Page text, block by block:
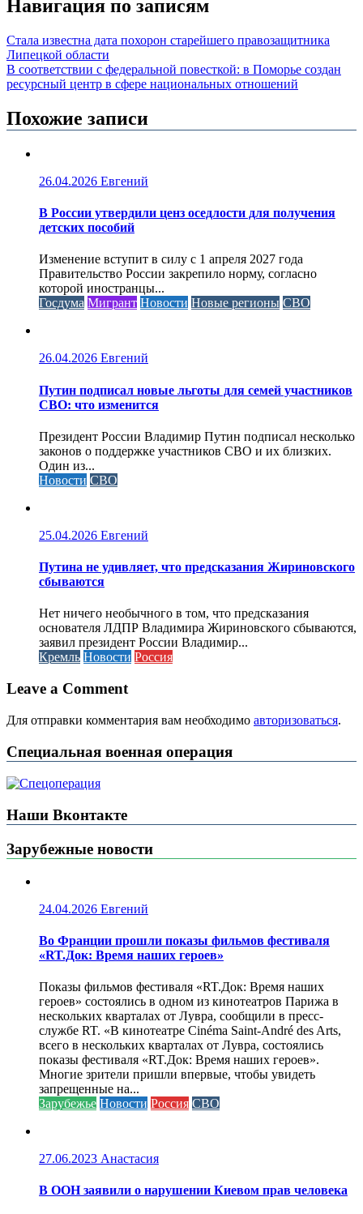
Навигация по записям
Стала известна дата похорон старейшего правозащитника
Липецкой области
В соответствии с федеральной повесткой: в Поморье создан
ресурсный центр в сфере национальных отношений
Похожие записи
26.04.2026 Евгений
В России утвердили ценз оседлости для получения
детских пособий
Изменение вступит в силу с 1 апреля 2027 года
Правительство России закрепило норму, согласно
которой иностранцы...
Госдума Мигрант Новости Новые регионы СВО
26.04.2026 Евгений
Путин подписал новые льготы для семей участников
СВО: что изменится
Президент России Владимир Путин подписал несколько
законов о поддержке участников СВО и их близких.
Один из...
Новости СВО
25.04.2026 Евгений
Путина не удивляет, что предсказания Жириновского
сбываются
Нет ничего необычного в том, что предсказания
основателя ЛДПР Владимира Жириновского сбываются,
заявил президент России Владимир...
Кремль Новости Россия
Leave a Comment
Для отправки комментария вам необходимо авторизоваться.
Специальная военная операция
Наши Вконтакте
Зарубежные новости
24.04.2026 Евгений
Во Франции прошли показы фильмов фестиваля
«RT.Док: Время наших героев»
Показы фильмов фестиваля «RT.Док: Время наших
героев» состоялись в одном из кинотеатров Парижа в
нескольких кварталах от Лувра, сообщили в пресс-
службе RT. «В кинотеатре Cinéma Saint-André des Arts,
всего в нескольких кварталах от Лувра, состоялись
показы фестиваля «RT.Док: Время наших героев».
Многие зрители пришли впервые, чтобы увидеть
запрещенные на...
Зарубежье Новости Россия СВО
27.06.2023 Анастасия
В ООН заявили о нарушении Киевом прав человека